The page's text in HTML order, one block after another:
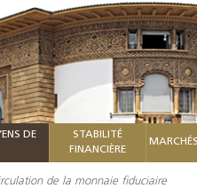
DE
STABILITÉ
FINANCIÈRE
MARCHÉS
de la monnaie fiduciaire